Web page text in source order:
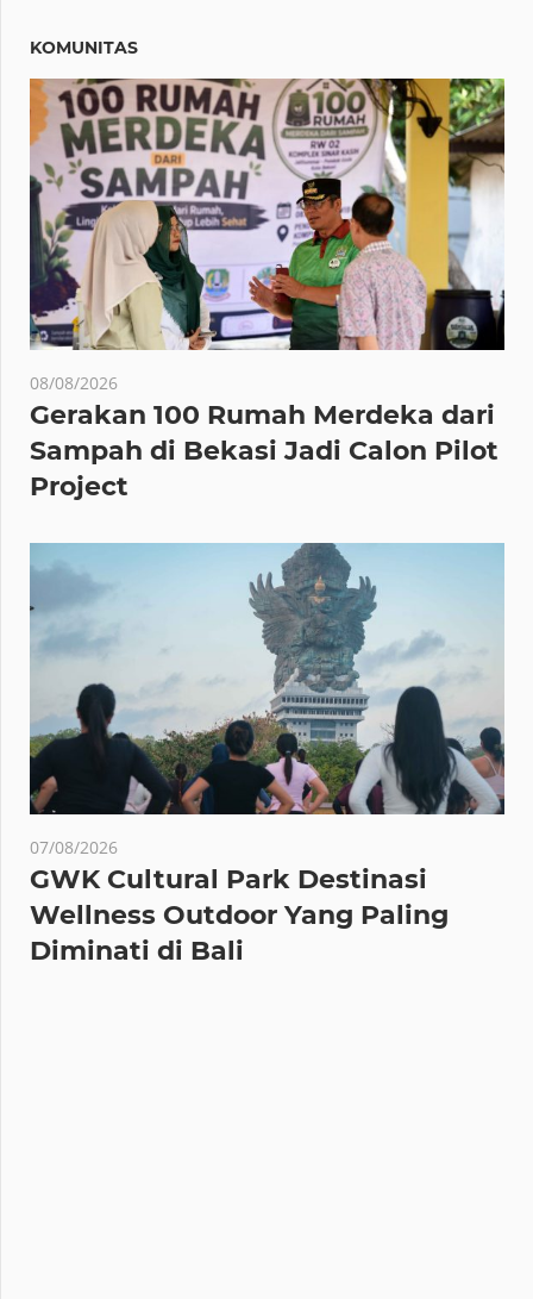
KOMUNITAS
08/08/2026
Gerakan 100 Rumah Merdeka dari
Sampah di Bekasi Jadi Calon Pilot
Project
07/08/2026
GWK Cultural Park Destinasi
Wellness Outdoor Yang Paling
Diminati di Bali